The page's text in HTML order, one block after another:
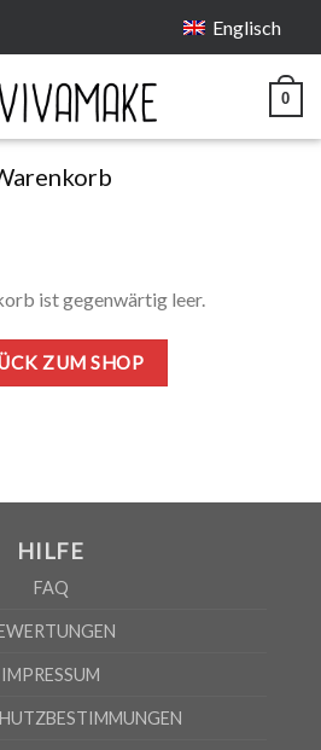
Englisch
0
ist gegenwärtig leer.
ZUM SHOP
HILFE
FAQ
IMPRESSUM